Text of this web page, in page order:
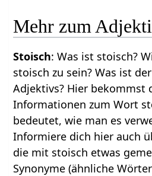
Mehr zum
Stoisch: Was ist stoisch?
stoisch zu sein? Was ist
Adjektivs? Hier bekommst
Informationen zum Wort
bedeutet, wie man es
Informiere dich hier auch
die mit stoisch etwas
Synonyme (ähnliche